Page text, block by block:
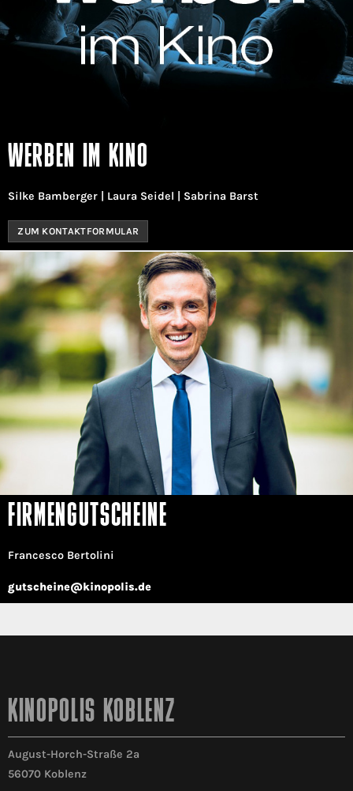
WERBEN IM KINO
Silke Bamberger | Laura Seidel | Sabrina Barst
ZUM KONTAKTFORMULAR
FIRMENGUTSCHEINE
Francesco Bertolini
gutscheine@kinopolis.de
KINOPOLIS KOBLENZ
August-Horch-Straße 2a
56070 Koblenz